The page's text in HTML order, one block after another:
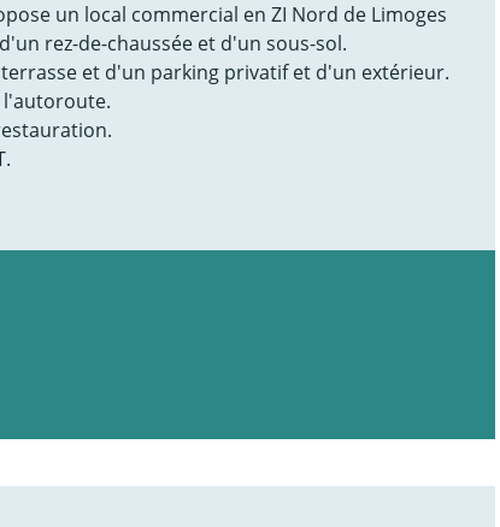
un local commercial en ZI Nord de Limoges
rez-de-chaussée et d'un sous-sol.
et d'un parking privatif et d'un extérieur.
l'autoroute.